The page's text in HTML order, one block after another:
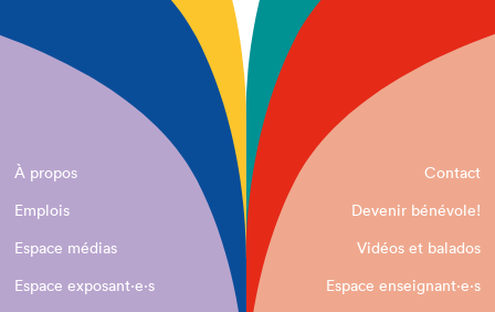
À propos
Contact
Emplois
Devenir bénévole!
Espace médias
Vidéos et balados
Espace exposant·e⋅s
Espace enseignant·e⋅s